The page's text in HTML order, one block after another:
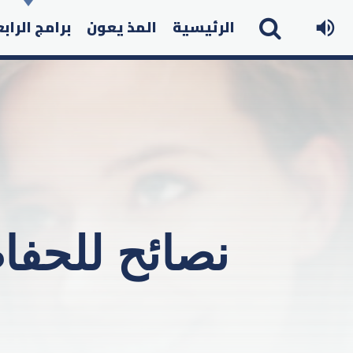
الرئيسية المذ يعون برامج
نصائح